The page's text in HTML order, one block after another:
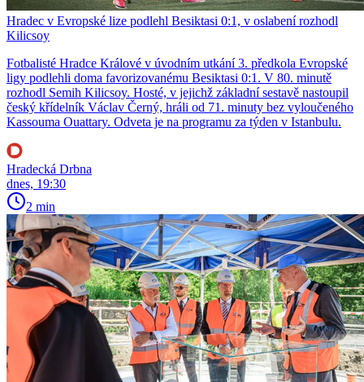
Hradec v Evropské lize podlehl Besiktasi 0:1, v oslabení rozhodl
Kilicsoy
Fotbalisté Hradce Králové v úvodním utkání 3. předkola Evropské
ligy podlehli doma favorizovanému Besiktasi 0:1. V 80. minutě
rozhodl Semih Kilicsoy. Hosté, v jejichž základní sestavě nastoupil
český křídelník Václav Černý, hráli od 71. minuty bez vyloučeného
Kassouma Ouattary. Odveta je na programu za týden v Istanbulu.
Hradecká Drbna
dnes, 19:30
2 min